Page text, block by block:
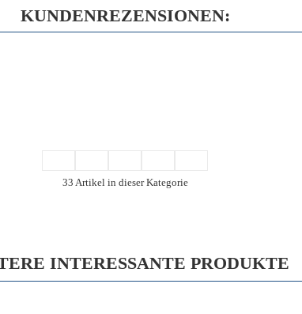
KUNDENREZENSIONEN:
33 Artikel in dieser Kategorie
INTERESSANTE PRODUKTE